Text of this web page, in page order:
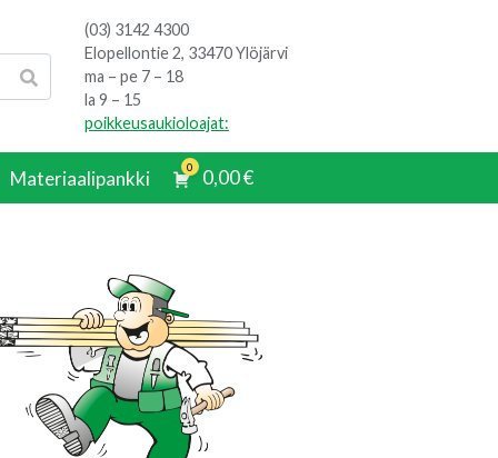
(03) 3142 4300
Elopellontie 2, 33470 Ylöjärvi
ma – pe 7 – 18
la 9 – 15
poikkeusaukioloajat:
Materiaalipankki 0 0,00€